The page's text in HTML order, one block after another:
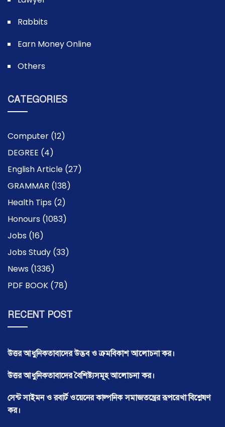
Rabbits
Earn Money Online
Others
CATEGORIES
Computer (12)
DEGREE (4)
English Article (27)
GRAMMAR (138)
Health Tips (2)
Honours (1083)
Jobs (16)
Jobs Study (33)
News (1336)
PDF BOOK (78)
RECENT POST
উত্তর আধুনিকতাবাদের উদ্ভব ও ক্রমবিকাশ আলোচনা কর।
উত্তর আধুনিকতাবাদের বৈশিষ্ট্যসমূহ আলোচনা কর।
সেন্ট সাইমন ও রবার্ট ওয়েনের কাল্পনিক সমাজতন্ত্রের রূপরেখা বিশ্লেষণ
কর।